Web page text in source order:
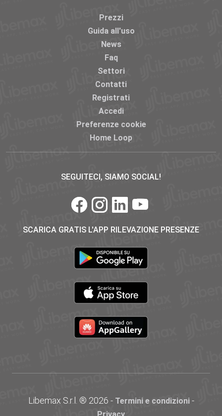
Prezzi
Guida all'uso
News
Faq
Settori
Contatti
Registrati
Accedi
Preferenze cookie
Home Loop
SEGUITECI, SIAMO SOCIAL!
SCARICA GRATIS L'APP RILEVAZIONE PRESENZE
Libemax S.r.l. ® 2026 - Termini e condizioni-
Privacy